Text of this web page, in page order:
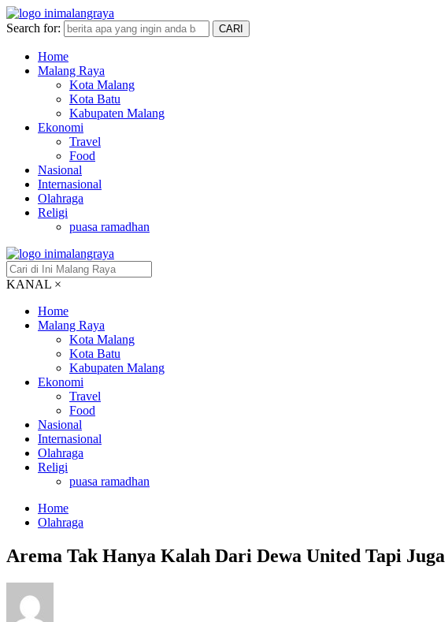
Search for: CARI
Home
Malang Raya
Kota Malang
Kota Batu
Kabupaten Malang
Ekonomi
Travel
Food
Nasional
Internasional
Olahraga
Religi
puasa ramadhan
KANAL ×
Home
Malang Raya
Kota Malang
Kota Batu
Kabupaten Malang
Ekonomi
Travel
Food
Nasional
Internasional
Olahraga
Religi
puasa ramadhan
Home
Olahraga
Arema Tak Hanya Kalah Dari Dewa United Tapi